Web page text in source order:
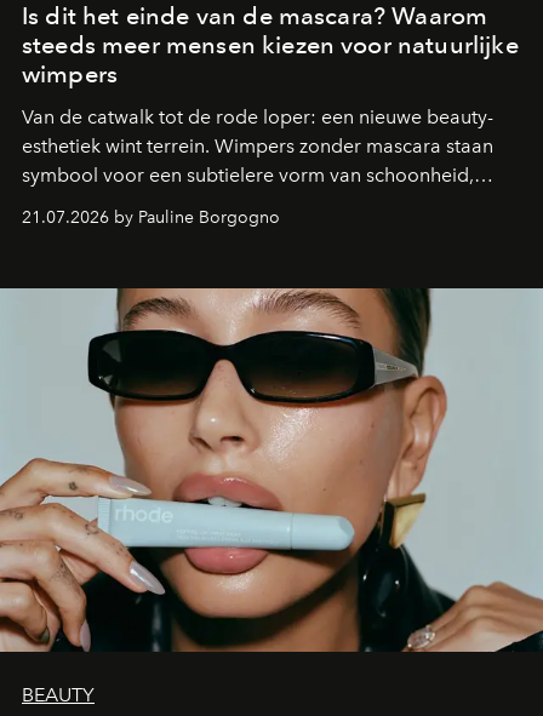
Is dit het einde van de mascara? Waarom
steeds meer mensen kiezen voor natuurlijke
wimpers
Van de catwalk tot de rode loper: een nieuwe beauty-
esthetiek wint terrein. Wimpers zonder mascara staan
symbool voor een subtielere vorm van schoonheid,
waarin zelfvertrouwen belangrijker is dan een overvloed
aan make-up.
21.07.2026 by Pauline Borgogno
BEAUTY